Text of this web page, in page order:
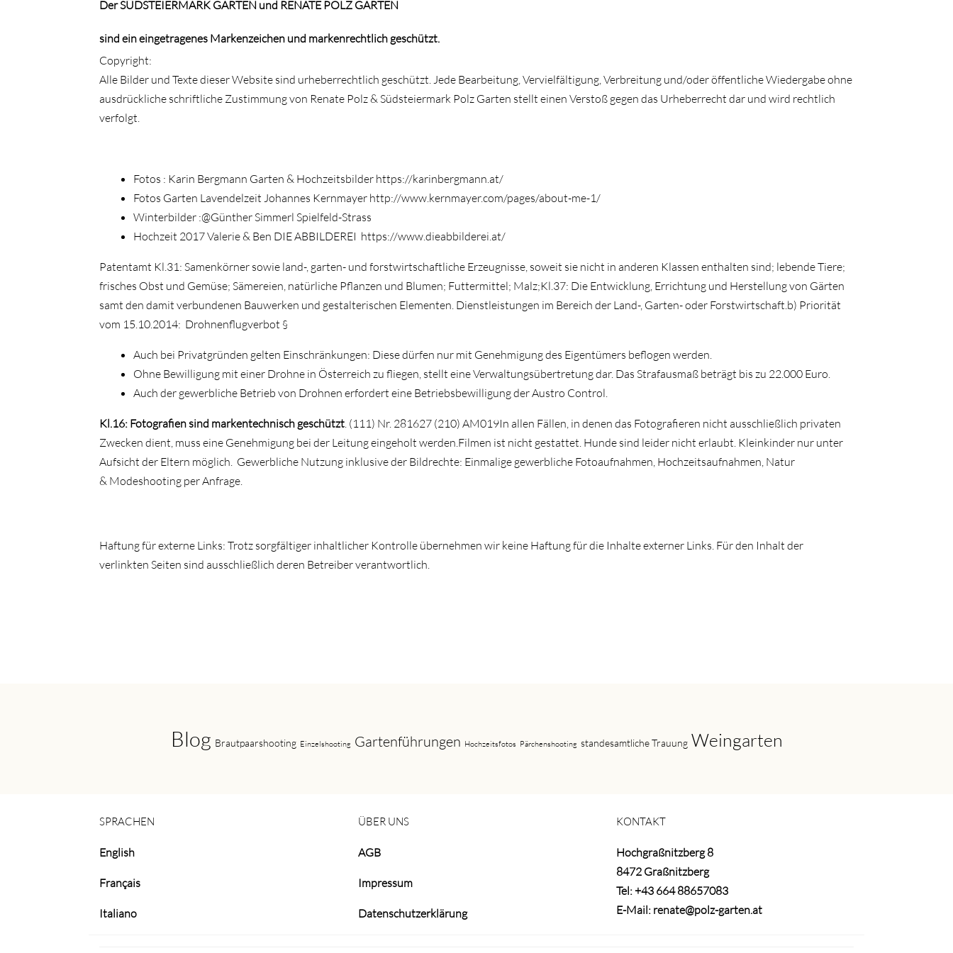
Der SÜDSTEIERMARK GARTEN und RENATE POLZ GARTEN
sind ein eingetragenes Markenzeichen und markenrechtlich geschützt.
Copyright:
Alle Bilder und Texte dieser Website sind urheberrechtlich geschützt. Jede Bearbeitung, Vervielfältigung, Verbreitung und/oder öffentliche Wiedergabe ohne
ausdrückliche schriftliche Zustimmung von Renate Polz & Südsteiermark Polz Garten stellt einen Verstoß gegen das Urheberrecht dar und wird rechtlich
verfolgt.
Fotos : Karin Bergmann Garten & Hochzeitsbilder https://karinbergmann.at/
Fotos Garten Lavendelzeit Johannes Kernmayer http://www.kernmayer.com/pages/about-me-1/
Winterbilder :@Günther Simmerl Spielfeld-Strass
Hochzeit 2017 Valerie & Ben DIE ABBILDEREI https://www.dieabbilderei.at/
Patentamt Kl.31: Samenkörner sowie land-, garten- und forstwirtschaftliche Erzeugnisse, soweit sie nicht in anderen Klassen enthalten sind; lebende Tiere;
frisches Obst und Gemüse; Sämereien, natürliche Pflanzen und Blumen; Futtermittel; Malz;Kl.37: Die Entwicklung, Errichtung und Herstellung von Gärten
samt den damit verbundenen Bauwerken und gestalterischen Elementen. Dienstleistungen im Bereich der Land-, Garten- oder Forstwirtschaft.b) Priorität
vom 15.10.2014: Drohnenflugverbot §
Auch bei Privatgründen gelten Einschränkungen: Diese dürfen nur mit Genehmigung des Eigentümers beflogen werden.
Ohne Bewilligung mit einer Drohne in Österreich zu fliegen, stellt eine Verwaltungsübertretung dar. Das Strafausmaß beträgt bis zu 22.000 Euro.
Auch der gewerbliche Betrieb von Drohnen erfordert eine Betriebsbewilligung der Austro Control.
Kl.16: Fotografien sind markentechnisch geschützt . (111) Nr. 281627 (210) AM019In allen Fällen, in denen das Fotografieren nicht ausschließlich privaten
Zwecken dient, muss eine Genehmigung bei der Leitung eingeholt werden.Filmen ist nicht gestattet. Hunde sind leider nicht erlaubt. Kleinkinder nur unter
Aufsicht der Eltern möglich. Gewerbliche Nutzung inklusive der Bildrechte: Einmalige gewerbliche Fotoaufnahmen, Hochzeitsaufnahmen, Natur
& Modeshooting per Anfrage.
Haftung für externe Links: Trotz sorgfältiger inhaltlicher Kontrolle übernehmen wir keine Haftung für die Inhalte externer Links. Für den Inhalt der
verlinkten Seiten sind ausschließlich deren Betreiber verantwortlich.
Blog Brautpaarshooting Einzelshooting Gartenführungen Hochzeitsfotos Pärchenshooting standesamtliche Trauung Weingarten
SPRACHEN
English
Français
Italiano
ÜBER UNS
AGB
Impressum
Datenschutzerklärung
KONTAKT
Hochgraßnitzberg 8
8472 Graßnitzberg
Tel:+43 664 88657083
E-Mail: renate@polz-garten.at